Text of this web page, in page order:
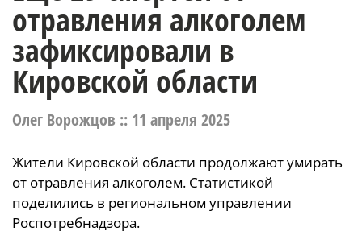
отравления алкоголем
зафиксировали в
Кировской области
Олег Ворожцов :: 11 апреля 2025
Жители Кировской области продолжают умирать
от отравления алкоголем. Статистикой
поделились в региональном управлении
Роспотребнадзора.